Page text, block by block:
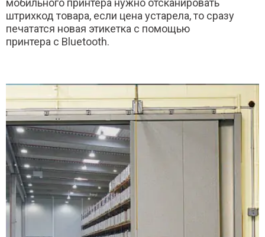
мобильного принтера нужно отсканировать
штрихкод товара, если цена устарела, то сразу
печататся новая этикетка с помощью
принтера с Bluetooth.